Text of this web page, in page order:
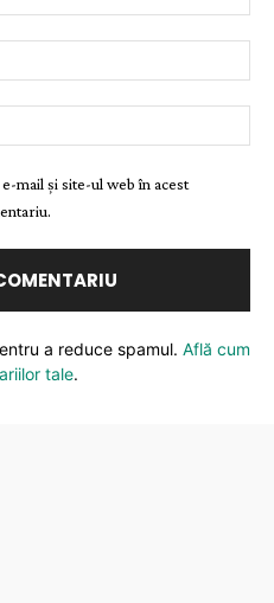
mail și site-ul web în acest
a reduce spamul. Află cum
tale.